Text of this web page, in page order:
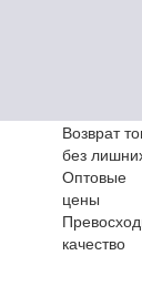
Возврат
без
Оптовые
цены
качество